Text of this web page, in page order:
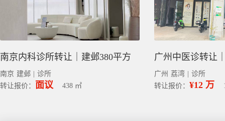
南京内科诊所转让｜建邺380平方
南京 建邺
诊所
转让报价： 面议 438 ㎡
广州中医诊转让
广州 荔湾
诊所
转让报价： ¥12 万